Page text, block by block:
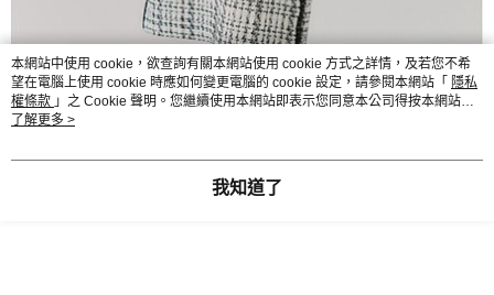
本網站中使用 cookie，欲查詢有關本網站使用 cookie 方式之詳情，及若您不希
望在電腦上使用 cookie 時應如何變更電腦的 cookie 設定，請參閱本網站「 隱私
權條款 」之 Cookie 聲明。您繼續使用本網站即表示您同意本公司得按本網站使
用條款之 Cookie 聲明使用 cookie。
了解更多 >
我知道了